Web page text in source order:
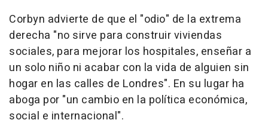
Corbyn advierte de que el "odio" de la extrema
derecha "no sirve para construir viviendas
sociales, para mejorar los hospitales, enseñar a
un solo niño ni acabar con la vida de alguien sin
hogar en las calles de Londres". En su lugar ha
aboga por "un cambio en la política económica,
social e internacional".